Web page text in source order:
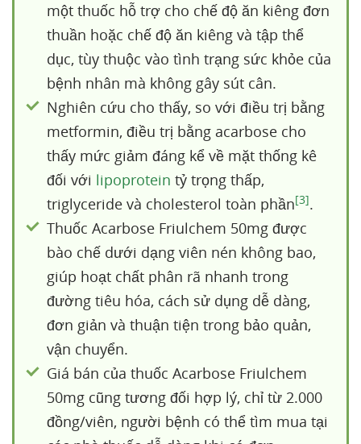
một thuốc hỗ trợ cho chế độ ăn kiêng đơn
thuần hoặc chế độ ăn kiêng và tập thể
dục, tùy thuộc vào tình trạng sức khỏe của
bệnh nhân mà không gây sút cân.
Nghiên cứu cho thấy, so với điều trị bằng
metformin, điều trị bằng acarbose cho
thấy mức giảm đáng kể về mặt thống kê
đối với lipoprotein tỷ trọng thấp,
triglyceride và cholesterol toàn phần[3].
Thuốc Acarbose Friulchem 50mg được
bào chế dưới dạng viên nén không bao,
giúp hoạt chất phân rã nhanh trong
đường tiêu hóa, cách sử dụng dễ dàng,
đơn giản và thuận tiện trong bảo quản,
vận chuyển.
Giá bán của thuốc Acarbose Friulchem
50mg cũng tương đối hợp lý, chỉ từ 2.000
đồng/viên, người bệnh có thể tìm mua tại